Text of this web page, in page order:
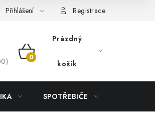
Přihlášení Registrace
NÁKUPNÍ
Prázdný
košík
SPOTŘEBIČE